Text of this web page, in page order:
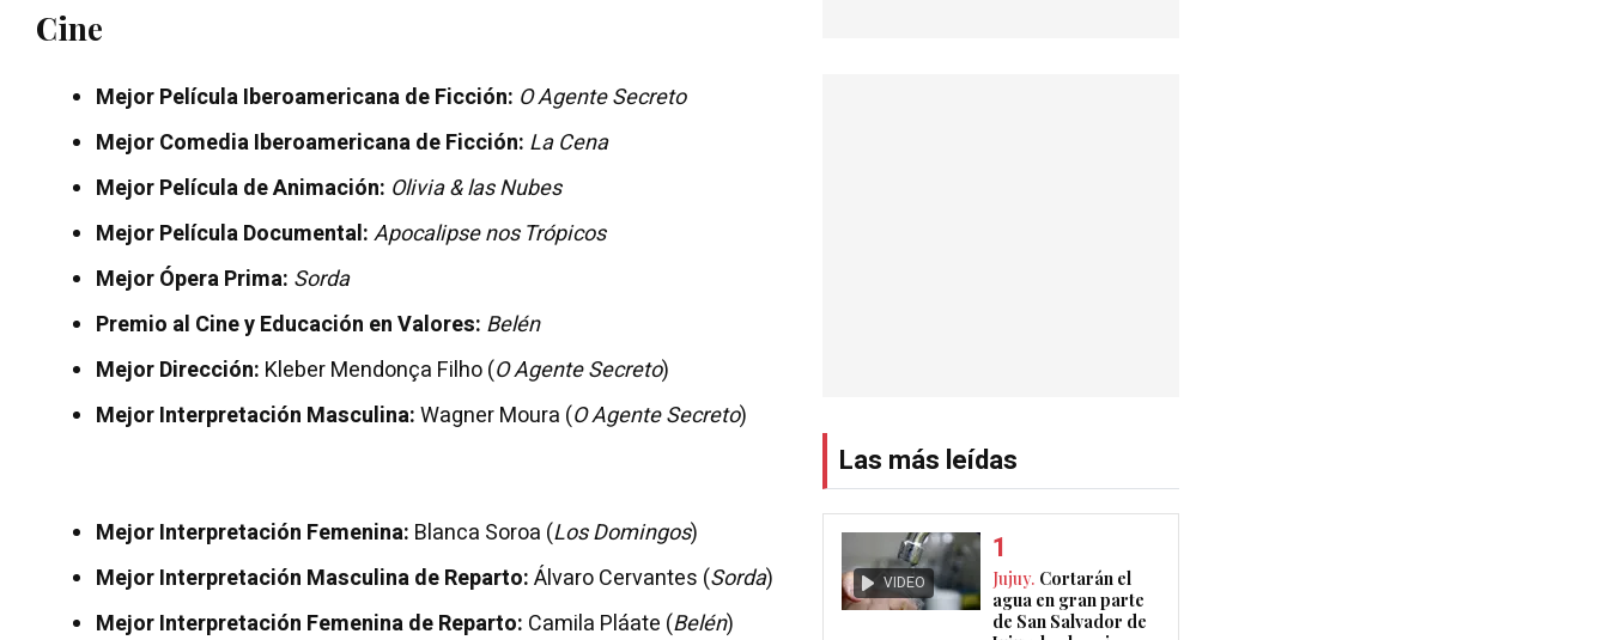
Cine
Mejor Película Iberoamericana de Ficción: O Agente Secreto
Mejor Comedia Iberoamericana de Ficción: La Cena
Mejor Película de Animación: Olivia & las Nubes
Mejor Película Documental:Apocalipse nos Trópicos
Mejor Ópera Prima: Sorda
Premio al Cine y Educación en Valores: Belén
Mejor Dirección: Kleber Mendonça Filho (O Agente Secreto)
Mejor Interpretación Masculina:Wagner Moura (O Agente Secreto)
Mejor Interpretación Femenina: Blanca Soroa (Los Domingos)
Mejor Interpretación Masculina de Reparto:Álvaro Cervantes (Sorda)
Mejor Interpretación Femenina de Reparto: Camila Pláate (Belén)
Las más leídas
VIDEO Jujuy. Cortarán el
agua en gran parte
de San Salvador de